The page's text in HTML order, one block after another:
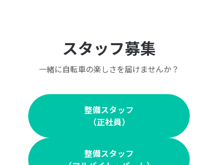
スタッフ募集
一緒に自転車の楽しさを届けませんか？
整備スタッフ
（正社員）
整備スタッフ